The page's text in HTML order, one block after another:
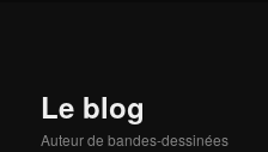
Le blog
Auteur de bandes-dessinées